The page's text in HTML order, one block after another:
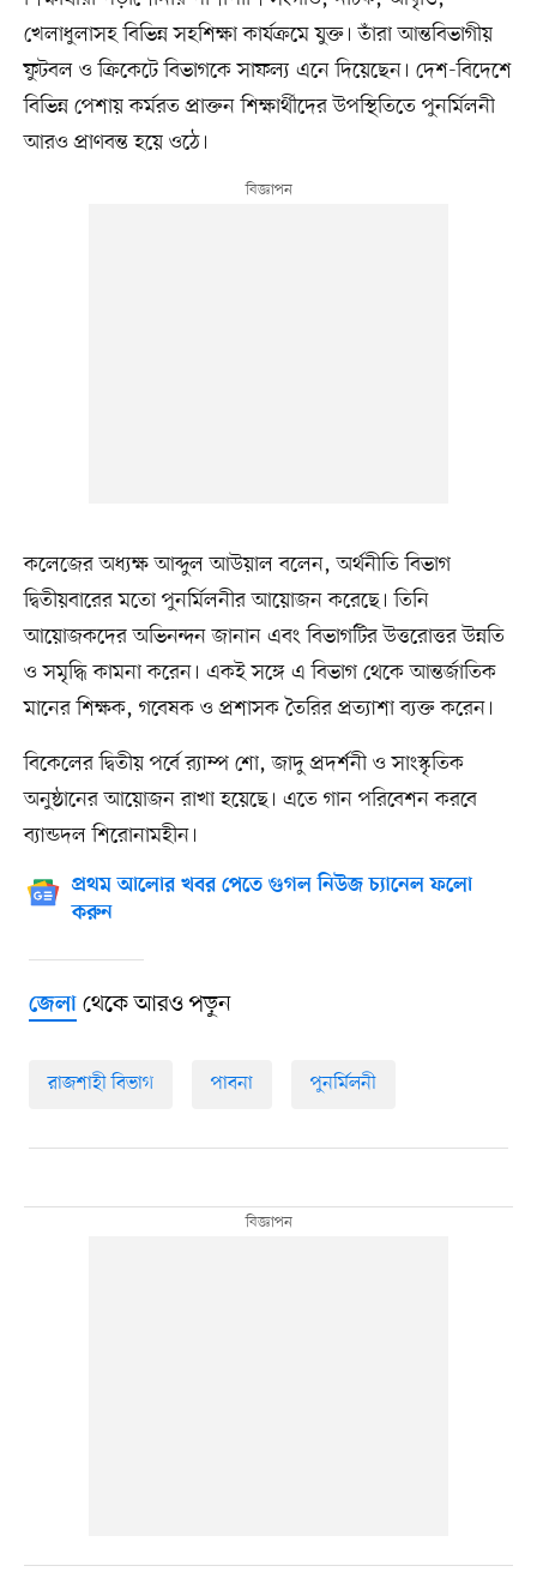
খেলাধুলাসহ বিভিন্ন সহশিক্ষা কার্যক্রমে যুক্ত। তাঁরা আন্তবিভাগীয়
ফুটবল ও ক্রিকেটে বিভাগকে সাফল্য এনে দিয়েছেন। দেশ-বিদেশে
বিভিন্ন পেশায় কর্মরত প্রাক্তন শিক্ষার্থীদের উপস্থিতিতে পুনর্মিলনী
আরও প্রাণবন্ত হয়ে ওঠে।
কলেজের অধ্যক্ষ আব্দুল আউয়াল বলেন, অর্থনীতি বিভাগ
দ্বিতীয়বারের মতো পুনর্মিলনীর আয়োজন করেছে। তিনি
আয়োজকদের অভিনন্দন জানান এবং বিভাগটির উত্তরোত্তর উন্নতি
ও সমৃদ্ধি কামনা করেন। একই সঙ্গে এ বিভাগ থেকে আন্তর্জাতিক
মানের শিক্ষক, গবেষক ও প্রশাসক তৈরির প্রত্যাশা ব্যক্ত করেন।
বিকেলের দ্বিতীয় পর্বে র‌্যাম্প শো, জাদু প্রদর্শনী ও সাংস্কৃতিক
অনুষ্ঠানের আয়োজন রাখা হয়েছে। এতে গান পরিবেশন করবে
ব্যান্ডদল শিরোনামহীন।
প্রথম আলোর খবর পেতে গুগল নিউজ চ্যানেল ফলো
করুন
জেলাথেকে আরও পড়ুন
রাজশাহী বিভাগ পাবনা পুনর্মিলনী